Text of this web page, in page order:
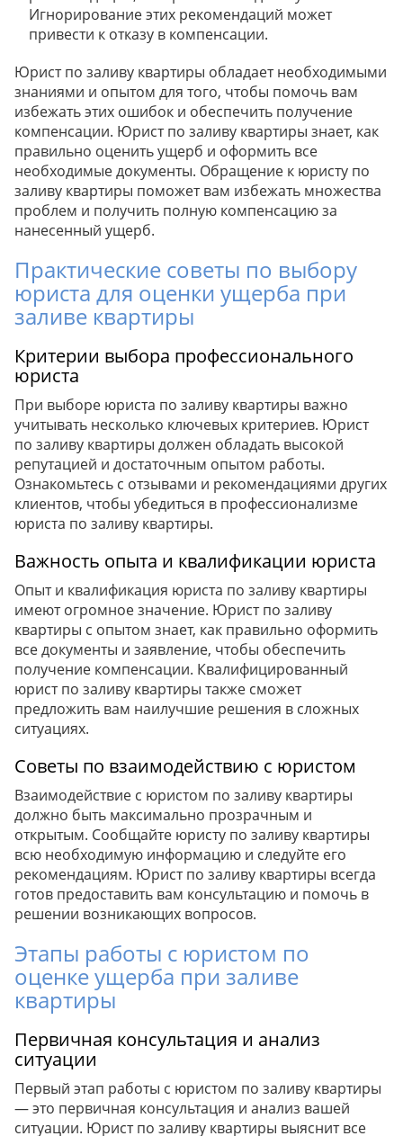
Игнорирование этих рекомендаций может
привести к отказу в компенсации.
Юрист по заливу квартиры обладает необходимыми
знаниями и опытом для того, чтобы помочь вам
избежать этих ошибок и обеспечить получение
компенсации. Юрист по заливу квартиры знает, как
правильно оценить ущерб и оформить все
необходимые документы. Обращение к юристу по
заливу квартиры поможет вам избежать множества
проблем и получить полную компенсацию за
нанесенный ущерб.
Практические советы по выбору
юриста для оценки ущерба при
заливе квартиры
Критерии выбора профессионального
юриста
При выборе юриста по заливу квартиры важно
учитывать несколько ключевых критериев. Юрист
по заливу квартиры должен обладать высокой
репутацией и достаточным опытом работы.
Ознакомьтесь с отзывами и рекомендациями других
клиентов, чтобы убедиться в профессионализме
юриста по заливу квартиры.
Важность опыта и квалификации юриста
Опыт и квалификация юриста по заливу квартиры
имеют огромное значение. Юрист по заливу
квартиры с опытом знает, как правильно оформить
все документы и заявление, чтобы обеспечить
получение компенсации. Квалифицированный
юрист по заливу квартиры также сможет
предложить вам наилучшие решения в сложных
ситуациях.
Советы по взаимодействию с юристом
Взаимодействие с юристом по заливу квартиры
должно быть максимально прозрачным и
открытым. Сообщайте юристу по заливу квартиры
всю необходимую информацию и следуйте его
рекомендациям. Юрист по заливу квартиры всегда
готов предоставить вам консультацию и помочь в
решении возникающих вопросов.
Этапы работы с юристом по
оценке ущерба при заливе
квартиры
Первичная консультация и анализ
ситуации
Первый этап работы с юристом по заливу квартиры
— это первичная консультация и анализ вашей
ситуации. Юрист по заливу квартиры выяснит все